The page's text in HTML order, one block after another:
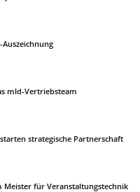
Auszeichnung
mld-Vertriebsteam
strategische Partnerschaft
Meister für Veranstaltungstechnik